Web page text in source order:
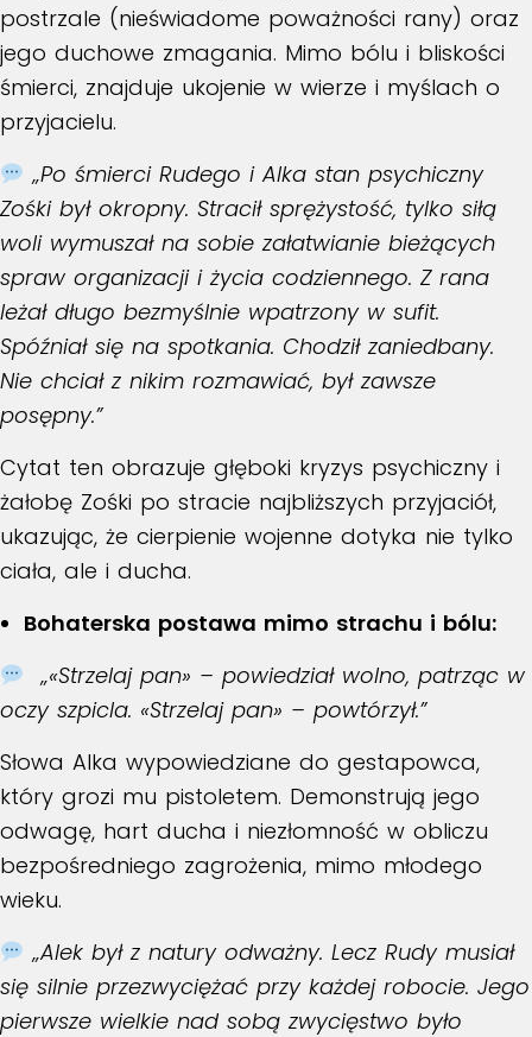
postrzale (nieświadome poważności rany) oraz
jego duchowe zmagania. Mimo bólu i bliskości
śmierci, znajduje ukojenie w wierze i myślach o
przyjacielu.
„Po śmierci Rudego i Alka stan psychiczny
Zośki był okropny. Stracił sprężystość, tylko siłą
woli wymuszał na sobie załatwianie bieżących
spraw organizacji i życia codziennego. Z rana
leżał długo bezmyślnie wpatrzony w sufit.
Spóźniał się na spotkania. Chodził zaniedbany.
Nie chciał z nikim rozmawiać, był zawsze
posępny.”
Cytat ten obrazuje głęboki kryzys psychiczny i
żałobę Zośki po stracie najbliższych przyjaciół,
ukazując, że cierpienie wojenne dotyka nie tylko
ciała, ale i ducha.
Bohaterska postawa mimo strachu i bólu:
„«Strzelaj pan» – powiedział wolno, patrząc w
oczy szpicla. «Strzelaj pan» – powtórzył.”
Słowa Alka wypowiedziane do gestapowca,
który grozi mu pistoletem. Demonstrują jego
odwagę, hart ducha i niezłomność w obliczu
bezpośredniego zagrożenia, mimo młodego
wieku.
„Alek był z natury odważny. Lecz Rudy musiał
się silnie przezwyciężać przy każdej robocie. Jego
pierwsze wielkie nad sobą zwycięstwo było